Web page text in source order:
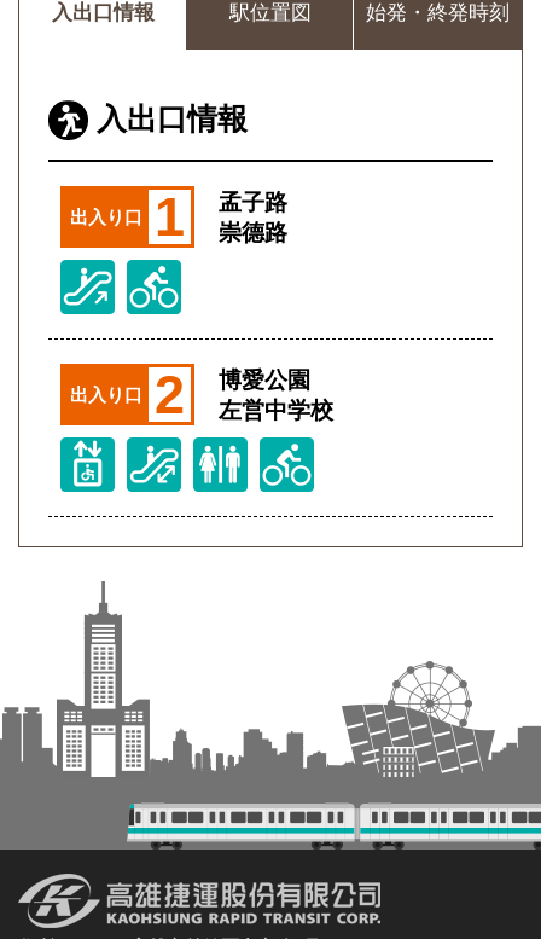
入出口情報 駅位置図 始発・終発時刻
入出口情報
出入り口 1
孟子路
崇德路
出入り口 2
博愛公園
左営中学校